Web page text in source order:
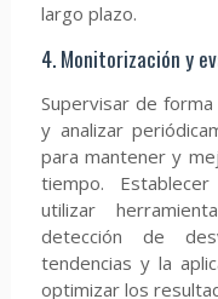
largo plazo.
4. Monitorización y
Supervisar de
y analizar
para mantener y
tiempo.
utilizar
detección de
tendencias y la
optimizar los